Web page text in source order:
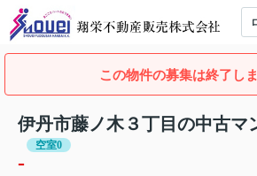
この物件の募集は終了しま
伊丹市藤ノ木３丁目の中古マ
空室0
-